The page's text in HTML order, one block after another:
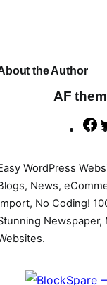
the Author
AF
F
c
e
b
o
WordPress
News,
No Coding!
Newspaper,